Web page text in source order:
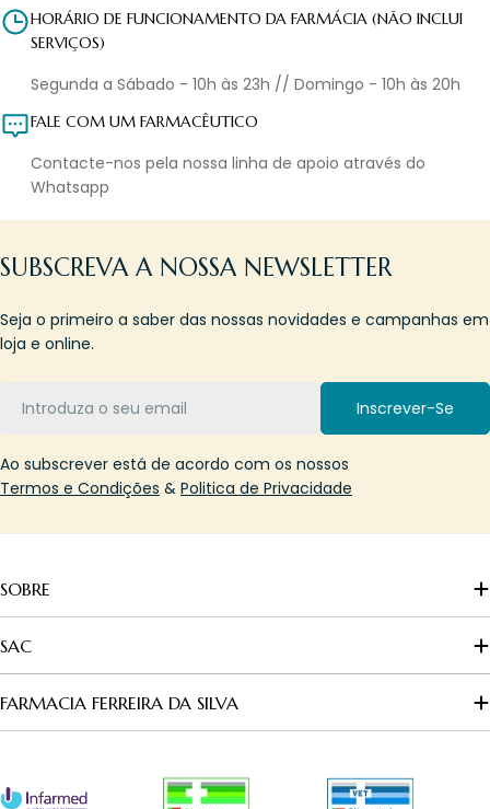
HORÁRIO DE FUNCIONAMENTO DA FARMÁCIA (NÃO INCLUI
SERVIÇOS)
Segunda a Sábado - 10h às 23h // Domingo - 10h às 20h
FALE COM UM FARMACÊUTICO
Contacte-nos pela nossa linha de apoio através do
Whatsapp
SUBSCREVA A NOSSA NEWSLETTER
Seja o primeiro a saber das nossas novidades e campanhas em
loja e online.
Inscrever-Se
Ao subscrever está de acordo com os nossos
Termos e Condições & Politica de Privacidade
SOBRE
SAC
FARMACIA FERREIRA DA SILVA